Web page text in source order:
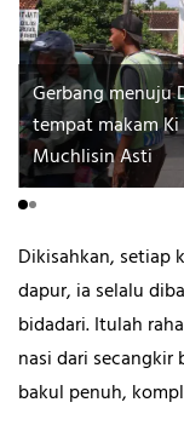
Gerbang menuju
tempat makam
Muchlisin Asti
Dikisahkan, setiap
dapur, ia selalu
bidadari. Itulah
nasi dari secangkir
bakul penuh,